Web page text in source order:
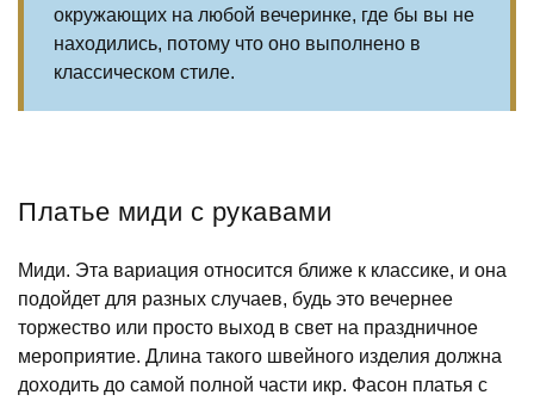
окружающих на любой вечеринке, где бы вы не
находились, потому что оно выполнено в
классическом стиле.
Платье миди с рукавами
Миди. Эта вариация относится ближе к классике, и она
подойдет для разных случаев, будь это вечернее
торжество или просто выход в свет на праздничное
мероприятие. Длина такого швейного изделия должна
доходить до самой полной части икр. Фасон платья с